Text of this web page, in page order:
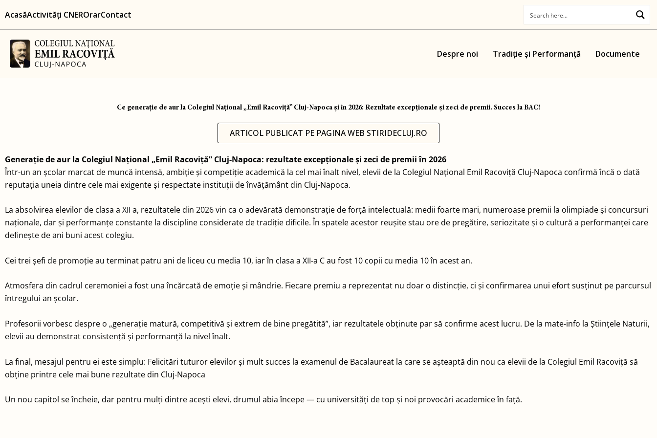
to
content
AcasăActivități CNEROrarContact
Despre noi Tradiție și Performanță Documente
Ce generație de aur la Colegiul Național „Emil Racoviță” Cluj-Napoca și în 2026: Rezultate excepționale și zeci de premii. Succes la BAC!
ARTICOL PUBLICAT PE PAGINA WEB STIRIDECLUJ.RO
Generație de aur la Colegiul Național „Emil Racoviță” Cluj-Napoca: rezultate excepționale și zeci de premii în 2026
Într-un an școlar marcat de muncă intensă, ambiție și competiție academică la cel mai înalt nivel, elevii de la Colegiul Național Emil Racoviță Cluj-Napoca confirmă încă o dată
reputația uneia dintre cele mai exigente și respectate instituții de învățământ din Cluj-Napoca.
La absolvirea elevilor de clasa a XII a, rezultatele din 2026 vin ca o adevărată demonstrație de forță intelectuală: medii foarte mari, numeroase premii la olimpiade și concursuri
naționale, dar și performanțe constante la discipline considerate de tradiție dificile. În spatele acestor reușite stau ore de pregătire, seriozitate și o cultură a performanței care
definește de ani buni acest colegiu.
Cei trei șefi de promoție au terminat patru ani de liceu cu media 10, iar în clasa a XII-a C au fost 10 copii cu media 10 în acest an.
Atmosfera din cadrul ceremoniei a fost una încărcată de emoție și mândrie. Fiecare premiu a reprezentat nu doar o distincție, ci și confirmarea unui efort susținut pe parcursul
întregului an școlar.
Profesorii vorbesc despre o „generație matură, competitivă și extrem de bine pregătită”, iar rezultatele obținute par să confirme acest lucru. De la mate-info la Științele Naturii,
elevii au demonstrat consistență și performanță la nivel înalt.
La final, mesajul pentru ei este simplu: Felicitări tuturor elevilor și mult succes la examenul de Bacalaureat la care se așteaptă din nou ca elevii de la Colegiul Emil Racoviță să
obține printre cele mai bune rezultate din Cluj-Napoca
Un nou capitol se încheie, dar pentru mulți dintre acești elevi, drumul abia începe — cu universități de top și noi provocări academice în față.